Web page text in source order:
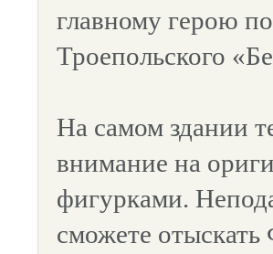
главному герою
Троепольского
На самом здании
внимание на
фигурками.
сможете